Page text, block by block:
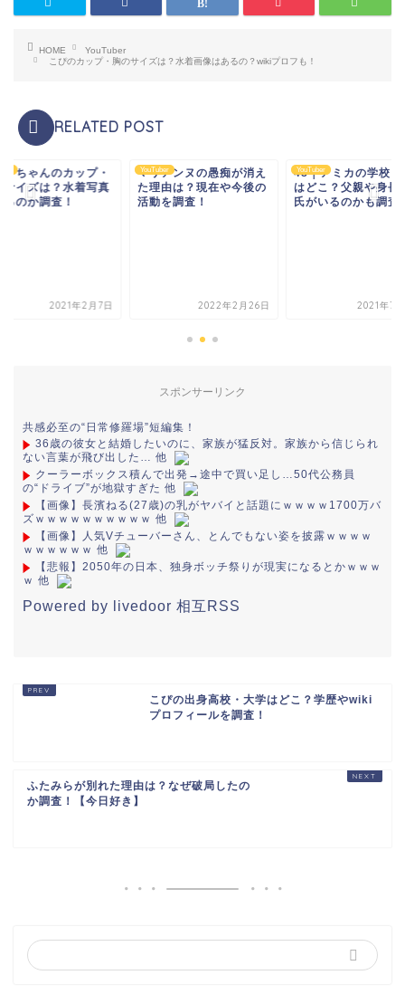
HOME
YouTuber
こぴのカップ・胸のサイズは？水着画像はあるの？wikiプロフも！
RELATED POST
アンヌの愚痴が消え
由は？現在や今後の
を調査！
2022年2月26日
YouTuber
48｜アミカの学校・高校
はどこ？父親や身長・彼
氏がいるのかも調査！
2021年7月20日
YouTuber
ハラミちゃんのカッ
胸のサイズは？水着
はあるのか調査！
2021年2
スポンサーリンク
共感必至の“日常修羅場”短編集！
36歳の彼女と結婚したいのに、家族が猛反対。家族から信じられ
ない言葉が飛び出した… 他
クーラーボックス積んで出発→途中で買い足し…50代公務員
の“ドライブ”が地獄すぎた 他
【画像】長濱ねる(27歳)の乳がヤバイと話題にｗｗｗｗ1700万バ
ズｗｗｗｗｗｗｗｗｗｗ 他
【画像】人気Vチューバーさん、とんでもない姿を披露ｗｗｗｗ
ｗｗｗｗｗｗ 他
【悲報】2050年の日本、独身ボッチ祭りが現実になるとかｗｗｗ
ｗ 他
Powered by livedoor 相互RSS
こぴの出身高校・大学はどこ？学歴やwiki
プロフィールを調査！
ふたみらが別れた理由は？なぜ破局したの
か調査！【今日好き】